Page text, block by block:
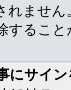
れませ
するこ
にサイ